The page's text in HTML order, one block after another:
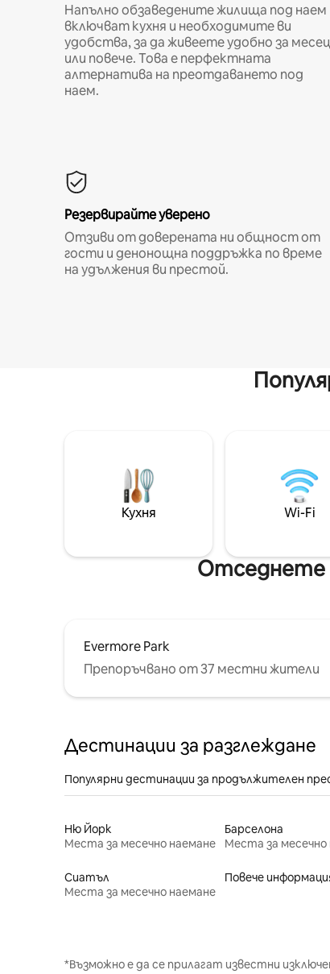
Напълно обзаведените жилища под наем
включват кухня и необходимите ви
удобства, за да живеете удобно за месец
или повече. Това е перфектната
алтернатива на преотдаването под
наем.
Резервирайте уверено
Отзиви от доверената ни общност от
гости и денонощна поддръжка по време
на удължения ви престой.
Кухня Wi-Fi
Отседнете
Evermore Park
Препоръчвано от 37 местни жители
Дестинации за разглеждане
Популярни дестинации за продължителен
Ню Йорк
Места за месечно наемане
Барселона
Места за месечно
Сиатъл
Места за месечно наемане
Повече
*Възможно е да се прилагат известни